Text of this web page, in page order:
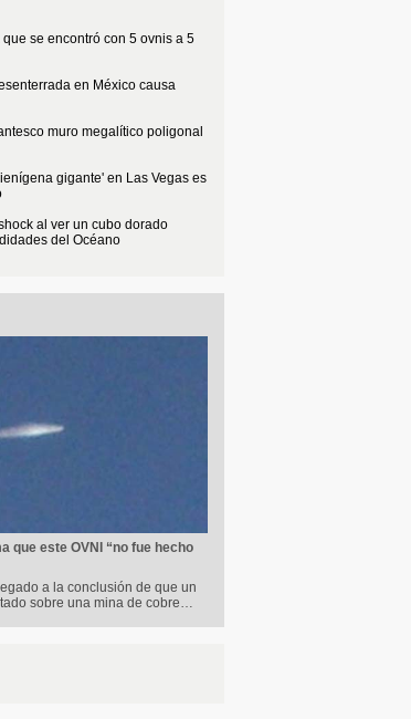
se encontró con 5 ovnis a 5
en México causa
muro megalítico poligonal
gigante' en Las Vegas es
al ver un cubo dorado
del Océano
que este OVNI “no fue hecho
a la conclusión de que un
sobre una mina de cobre…